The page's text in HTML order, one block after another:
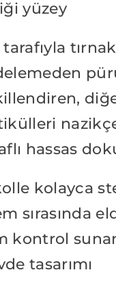
yüzey
tırnak
hassas
kolayca
sırasında
kontrol
tasarımı